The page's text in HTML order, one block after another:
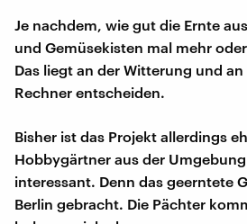
Je nachdem, wie gut die Ernte
und Gemüsekisten mal mehr
Das liegt an der Witterung und
Rechner entscheiden.
Bisher ist das Projekt allerdings
Hobbygärtner aus der
interessant. Denn das geerntete
Berlin gebracht. Die Pächter